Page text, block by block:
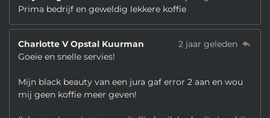
Prima bedrijf en geweldig lekkere koffie
Charlotte V Opstal Kuurman
2 jaar geleden
Goeie en snelle servies!
Mijn black beauty van een jura gaf error 2 aan en wou
mij geen koffie meer geven!